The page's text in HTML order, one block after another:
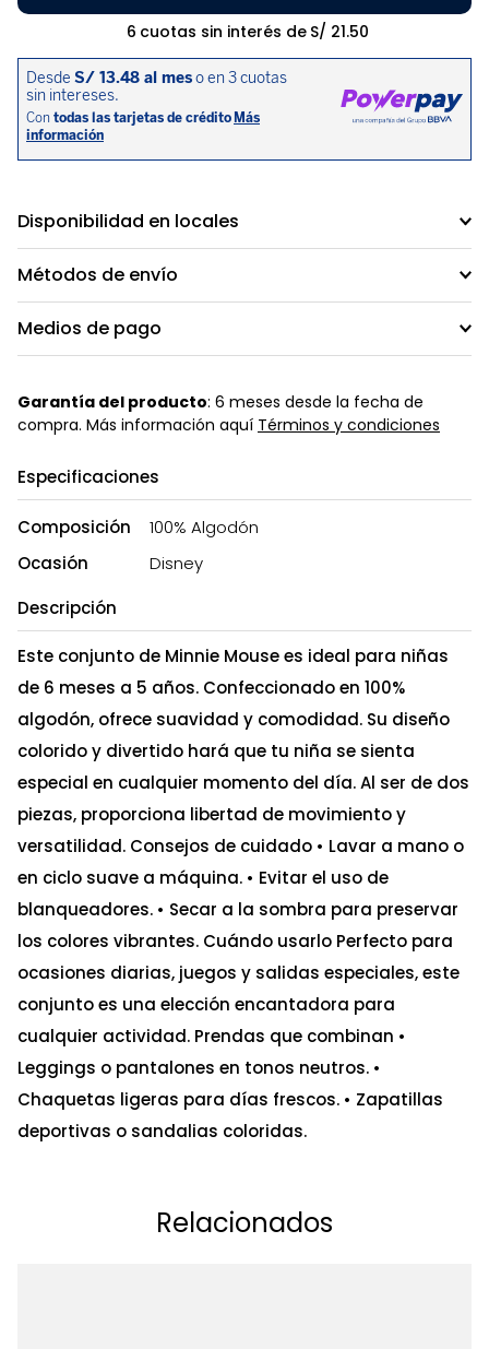
6 cuotas sin interés de S/ 21.50
Disponibilidad en locales
Métodos de envío
Medios de pago
Garantía del producto: 6 meses desde la fecha de
compra. Más información aquí Términos y condiciones
Especificaciones
Composición
100% Algodón
Ocasión
Disney
Descripción
Este conjunto de Minnie Mouse es ideal para niñas
de 6 meses a 5 años. Confeccionado en 100%
algodón, ofrece suavidad y comodidad. Su diseño
colorido y divertido hará que tu niña se sienta
especial en cualquier momento del día. Al ser de dos
piezas, proporciona libertad de movimiento y
versatilidad. Consejos de cuidado • Lavar a mano o
en ciclo suave a máquina. • Evitar el uso de
blanqueadores. • Secar a la sombra para preservar
los colores vibrantes. Cuándo usarlo Perfecto para
ocasiones diarias, juegos y salidas especiales, este
conjunto es una elección encantadora para
cualquier actividad. Prendas que combinan •
Leggings o pantalones en tonos neutros. •
Chaquetas ligeras para días frescos. • Zapatillas
deportivas o sandalias coloridas.
Relacionados